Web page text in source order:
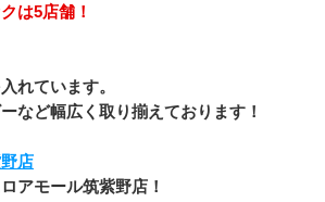
は5店舗！
れています。
など幅広く取り揃えております！
店
アモール筑紫野店！